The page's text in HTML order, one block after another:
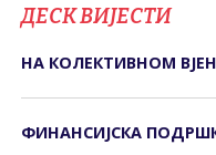
ДЕСК ВИЈЕСТИ
НА КОЛЕКТИВНОМ
ФИНАНСИЈСКА